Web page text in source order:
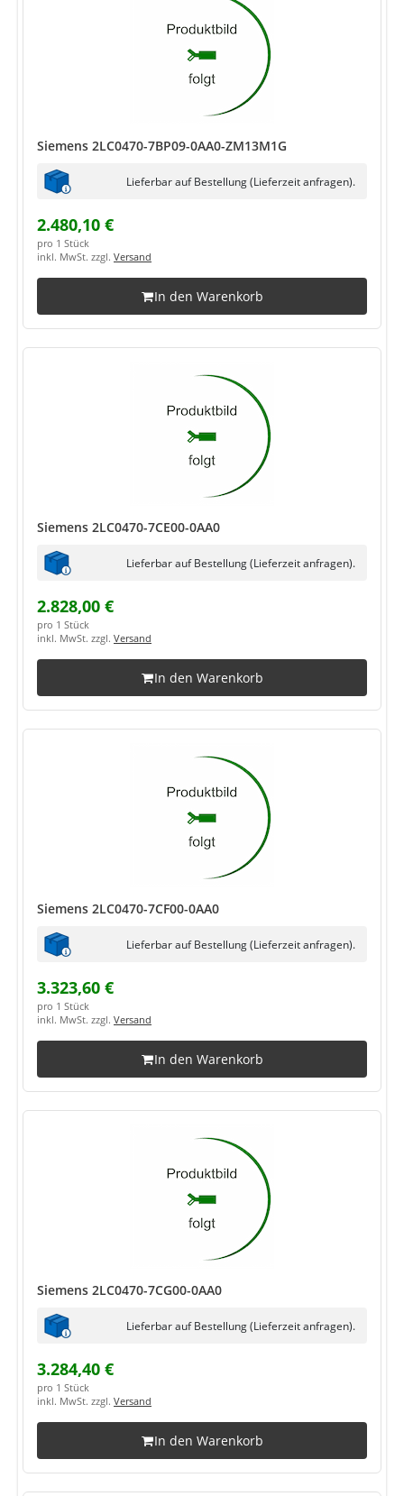
Siemens 2LC0470-7BP09-0AA0-ZM13M1G
Lieferbar auf Bestellung (Lieferzeit anfragen).
2.480,10 €
pro 1 Stück
inkl. MwSt. zzgl. Versand
In den Warenkorb
Siemens 2LC0470-7CE00-0AA0
Lieferbar auf Bestellung (Lieferzeit anfragen).
2.828,00 €
pro 1 Stück
inkl. MwSt. zzgl. Versand
In den Warenkorb
Siemens 2LC0470-7CF00-0AA0
Lieferbar auf Bestellung (Lieferzeit anfragen).
3.323,60 €
pro 1 Stück
inkl. MwSt. zzgl. Versand
In den Warenkorb
Siemens 2LC0470-7CG00-0AA0
Lieferbar auf Bestellung (Lieferzeit anfragen).
3.284,40 €
pro 1 Stück
inkl. MwSt. zzgl. Versand
In den Warenkorb